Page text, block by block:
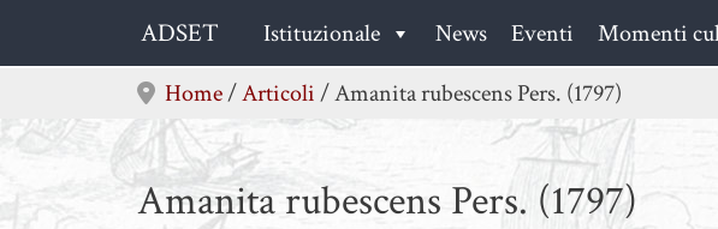
ADSET Istituzionale News Eventi Momenti
Home/Articoli/Amanita rubescens Pers. (1797)
Amanita rubescens Pers. (1797)